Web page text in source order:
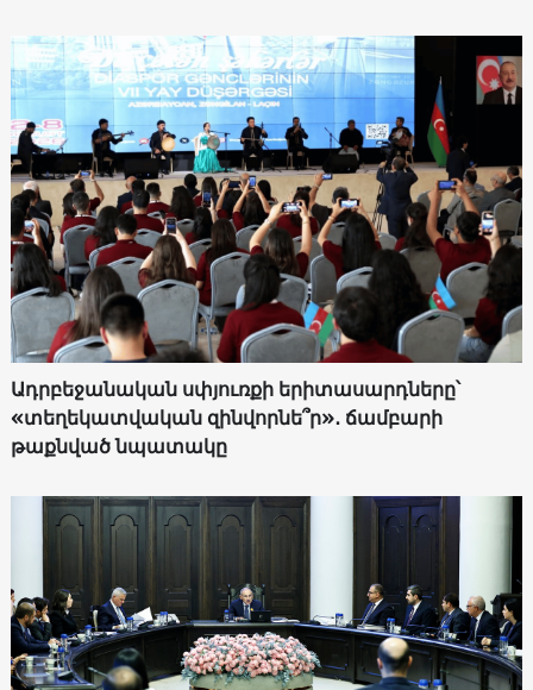
Ադրբեջանական սփյուռքի երիտասարդները՝
«տեղեկատվական զինվորնե՞ր»․ ճամբարի
թաքնված նպատակը